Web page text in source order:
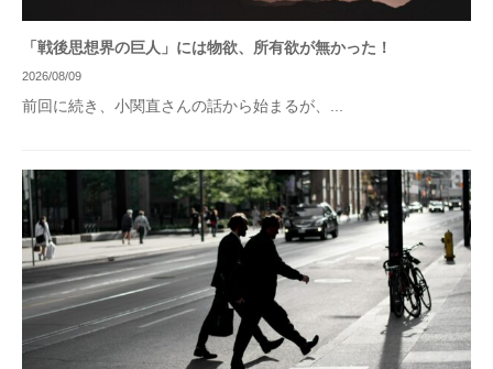
「戦後思想界の巨人」には物欲、所有欲が無かった！
2026/08/09
前回に続き、小関直さんの話から始まるが、...